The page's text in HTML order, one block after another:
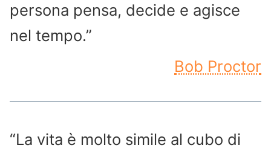
persona pensa, decide e agisce
nel tempo.”
Bob Proctor
“La vita è molto simile al cubo di